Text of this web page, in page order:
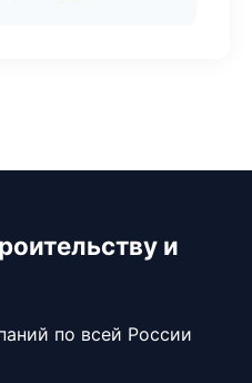
и
по всей России